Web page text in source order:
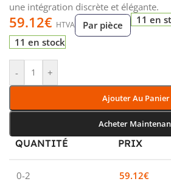
une intégration discrète et élégante.
59.12€ HTVA Par pièce
11 en
11 en stock
- +
Ajouter Au Panier
Acheter
QUANTITÉ PRIX
0-2 59.12€